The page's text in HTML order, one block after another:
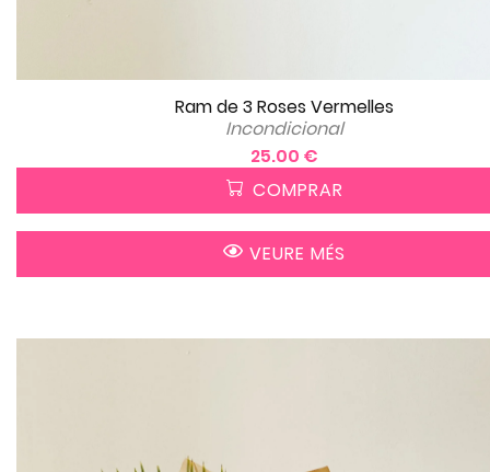
Ram de 3 Roses Vermelles
Incondicional
25.00 €
COMPRAR
VEURE MÉS